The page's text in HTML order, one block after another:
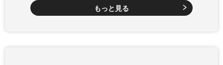
もっと見る